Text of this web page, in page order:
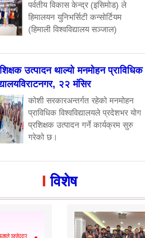
पर्वतीय विकास केन्द्र (इसिमोड) ले
हिमालयन युनिभर्सिटी कन्सोर्टियम
(हिमाली विश्वविद्यालय सञ्जाल)
उत्पादन थाल्यो मनमोहन प्राविधिक
२२ मंसिर
कोशी सरकारअन्तर्गत रहेको मनमोहन
प्राविधिक विश्वविद्यालयले प्रदेशभर योग
प्रशिक्षक उत्पादन गर्ने कार्यक्रम सुरु
गरेको छ।
विशेष